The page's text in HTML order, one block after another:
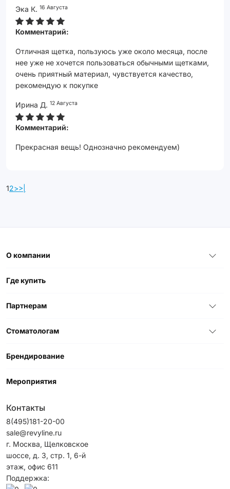
Эка К. 16 Августа
Комментарий:
Отличная щетка, пользуюсь уже около месяца, после
нее уже не хочется пользоваться обычными щетками,
очень приятный материал, чувствуется качество,
рекомендую к покупке
Ирина Д. 12 Августа
Комментарий:
Прекрасная вещь! Однозначно рекомендуем)
12>>|
О компании
Где купить
Партнерам
Стоматологам
Брендирование
Мероприятия
Контакты
8(495)181-20-00
sale@revyline.ru
г. Москва, Щелковское
шоссе, д. 3, стр. 1, 6-й
этаж, офис 611
Поддержка: